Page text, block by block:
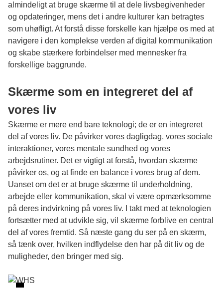
almindeligt at bruge skærme til at dele livsbegivenheder
og opdateringer, mens det i andre kulturer kan betragtes
som uhøfligt. At forstå disse forskelle kan hjælpe os med at
navigere i den komplekse verden af digital kommunikation
og skabe stærkere forbindelser med mennesker fra
forskellige baggrunde.
Skærme som en integreret del af
vores liv
Skærme er mere end bare teknologi; de er en integreret
del af vores liv. De påvirker vores dagligdag, vores sociale
interaktioner, vores mentale sundhed og vores
arbejdsrutiner. Det er vigtigt at forstå, hvordan skærme
påvirker os, og at finde en balance i vores brug af dem.
Uanset om det er at bruge skærme til underholdning,
arbejde eller kommunikation, skal vi være opmærksomme
på deres indvirkning på vores liv. I takt med at teknologien
fortsætter med at udvikle sig, vil skærme forblive en central
del af vores fremtid. Så næste gang du ser på en skærm,
så tænk over, hvilken indflydelse den har på dit liv og de
muligheder, den bringer med sig.